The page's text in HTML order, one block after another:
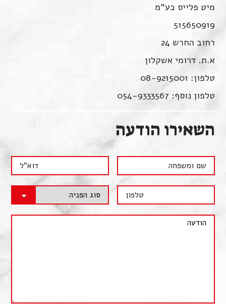
מיט פלייס בע"מ
515650919
רחוב החרש 24
א.ת. דרומי אשקלון
טלפון: 08-9215001
טלפון נוסף: 054-9333567
השאירו הודעה
שם
ומשפחה
טלפון
דוא"ל
סוג
הפנייה
הודעה